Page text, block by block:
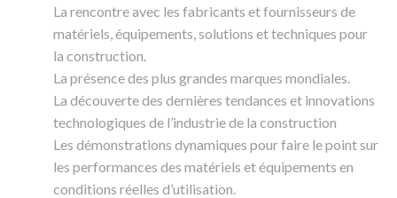
La rencontre avec les fabricants et fournisseurs de
matériels, équipements, solutions et techniques pour
la construction.
La présence des plus grandes marques mondiales.
La découverte des dernières tendances et innovations
technologiques de l’industrie de la construction
Les démonstrations dynamiques pour faire le point sur
les performances des matériels et équipements en
conditions réelles d’utilisation.